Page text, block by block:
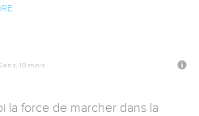
ans, 10 mois
la force de marcher dans la